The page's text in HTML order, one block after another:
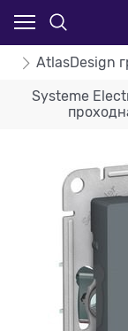
AtlasDesign
Systeme